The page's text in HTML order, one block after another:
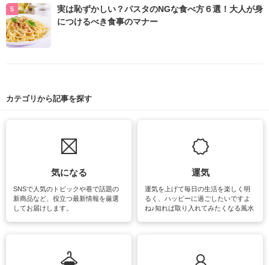
実は恥ずかしい？パスタのNGな食べ方６選！大人が身
につけるべき食事のマナー
カテゴリから記事を探す
気になる
SNSで人気のトピックや巷で話題の
新商品など、役立つ最新情報を厳選
してお届けします。
運気
運気を上げて毎日の生活を楽しく明
るく、ハッピーに過ごしたいですよ
ね♪知れば取り入れてみたくなる風水